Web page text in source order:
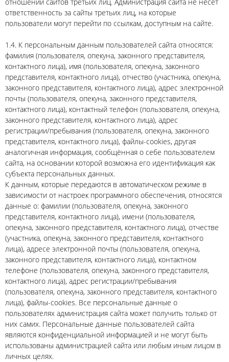
ответственность за сайты третьих лиц, на которые
пользователи могут перейти по ссылкам, доступным на сайте.
1.4. К персональным данным пользователей сайта относятся:
фамилия (пользователя, опекуна, законного представителя,
контактного лица), имя (пользователя, опекуна, законного
представителя, контактного лица), отчество (участника, опекуна,
законного представителя, контактного лица), адрес электронной
почты (пользователя, опекуна, законного представителя,
контактного лица), контактный телефон (пользователя, опекуна,
законного представителя, контактного лица), адрес
регистрации/пребывания (пользователя, опекуна, законного
представителя, контактного лица), файлы-cookies, другая
аналогичная информация, сообщённая о себе пользователем
сайта, на основании которой возможна его идентификация как
субъекта персональных данных.
К данным, которые передаются в автоматическом режиме в
зависимости от настроек программного обеспечения, относятся
данные о: фамилии (пользователя, опекуна, законного
представителя, контактного лица), имени (пользователя,
опекуна, законного представителя, контактного лица), отчестве
(участника, опекуна, законного представителя, контактного
лица), адресе электронной почты (пользователя, опекуна,
законного представителя, контактного лица), контактном
телефоне (пользователя, опекуна, законного представителя,
контактного лица), адрес регистрации/пребывания
(пользователя, опекуна, законного представителя, контактного
лица), файлы-cookies. Все персональные данные о
пользователях администрация сайта может получить только от
них самих. Персональные данные пользователей сайта
являются конфиденциальной информацией и не могут быть
использованы администрацией сайта или любым иным лицом в
личных целях.